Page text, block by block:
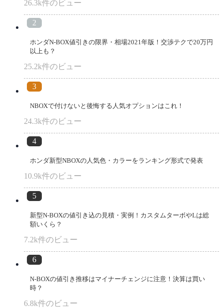
26.3k件のビュー
ホンダN-BOX値引きの限界・相場2021年版！交渉テクで20万円
以上も？
25.2k件のビュー
NBOXで付けないと後悔する人気オプションはこれ！
24.3k件のビュー
ホンダ新型NBOXの人気色・カラーをランキング形式で発表
10.9k件のビュー
新型N-BOXの値引き込の見積・実例！カスタムターボやLは総
額いくら？
7.2k件のビュー
N-BOXの値引き推移はマイナーチェンジに注意！決算は買い
時？
6.8k件のビュー